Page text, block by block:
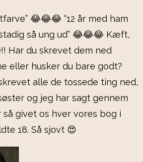
😂😂😂 “12 år med ham
så ung ud” 😂😂😂 Kæft,
Har du skrevet dem ned
eller husker du bare godt?
alle de tossede ting ned,
og jeg har sagt gennem
så givet os hver vores bog i
18. Så sjovt 😍